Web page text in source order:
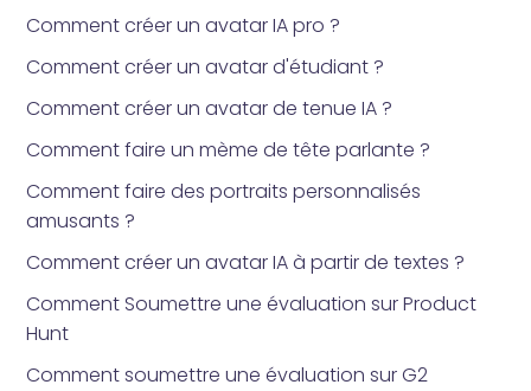
Comment créer un avatar IA pro ?
Comment créer un avatar d'étudiant ?
Comment créer un avatar de tenue IA ?
Comment faire un mème de tête parlante ?
Comment faire des portraits personnalisés
amusants ?
Comment créer un avatar IA à partir de textes ?
Comment Soumettre une évaluation sur Product
Hunt
Comment soumettre une évaluation sur G2